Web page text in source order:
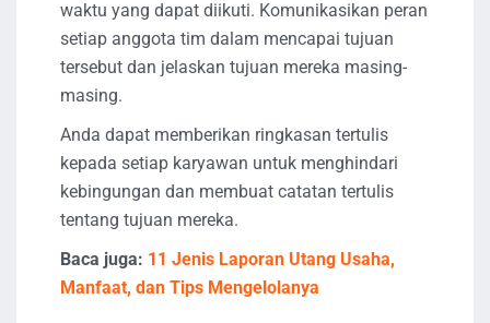
waktu yang dapat diikuti. Komunikasikan peran
setiap anggota tim dalam mencapai tujuan
tersebut dan jelaskan tujuan mereka masing-
masing.
Anda dapat memberikan ringkasan tertulis
kepada setiap karyawan untuk menghindari
kebingungan dan membuat catatan tertulis
tentang tujuan mereka.
Baca juga: 11 Jenis Laporan Utang Usaha,
Manfaat, dan Tips Mengelolanya